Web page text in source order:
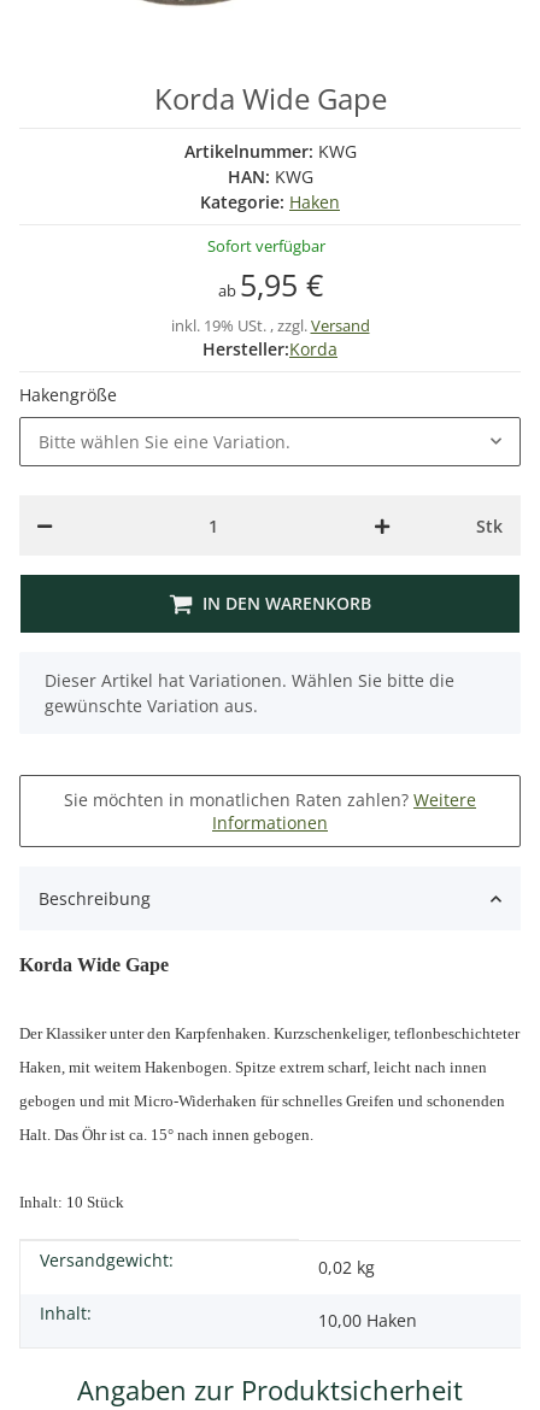
Korda Wide Gape
Artikelnummer: KWG
HAN: KWG
Kategorie: Haken
Sofort verfügbar
ab 5,95 €
inkl. 19% USt. , zzgl.Versand
Hersteller:Korda
Hakengröße
Bitte wählen Sie eine Variation.
Stk
IN DEN WARENKORB
x
Dieser Artikel hat Variationen. Wählen Sie bitte die
gewünschte Variation aus.
Sie möchten in monatlichen Raten zahlen? Weitere
Informationen
Beschreibung
Korda Wide Gape
Der Klassiker unter den Karpfenhaken. Kurzschenkeliger, teflonbeschichteter
Haken, mit weitem Hakenbogen. Spitze extrem scharf, leicht nach innen
gebogen und mit Micro-Widerhaken für schnelles Greifen und schonenden
Halt. Das Öhr ist ca. 15° nach innen gebogen.
Inhalt: 10 Stück
Produkteigenschaft
Wert
Versandgewicht:
0,02 kg
Inhalt:
10,00 Haken
Angaben zur Produktsicherheit